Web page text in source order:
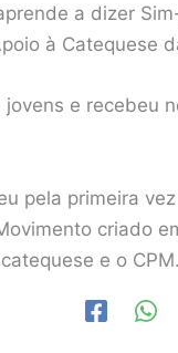
a dizer
à Catequese
e recebeu
pela primeira
criado
e o CPM.